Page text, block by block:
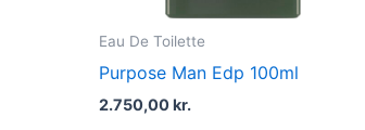
Eau De Toilette
Purpose Man Edp 100ml
2.750,00kr.